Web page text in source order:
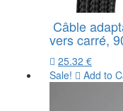
Câble
vers carré,
25.32 €
Sale!
Add to